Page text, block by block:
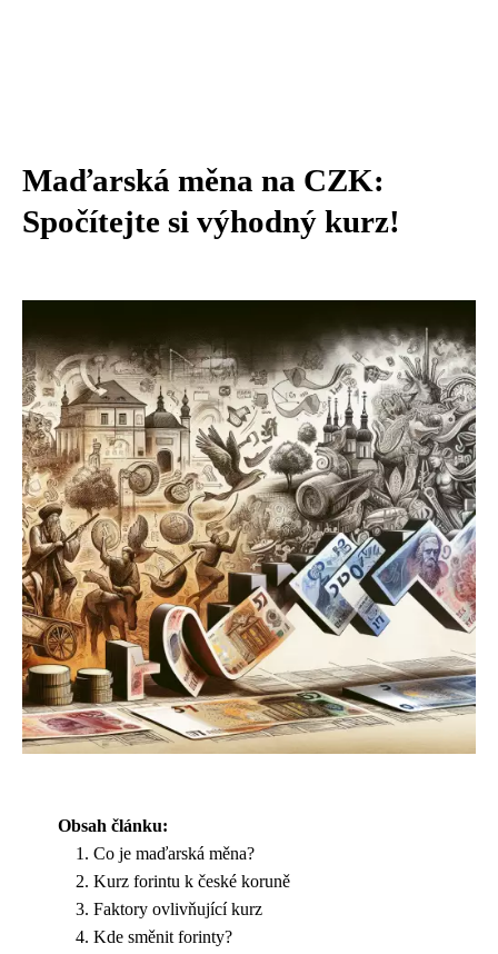
Maďarská měna na CZK:
Spočítejte si výhodný kurz!
Obsah článku:
Co je maďarská měna?
Kurz forintu k české koruně
Faktory ovlivňující kurz
Kde směnit forinty?